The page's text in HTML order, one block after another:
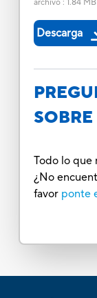
archivo: 1.84 MB
Descarga
Todo lo que
¿No
favor ponte